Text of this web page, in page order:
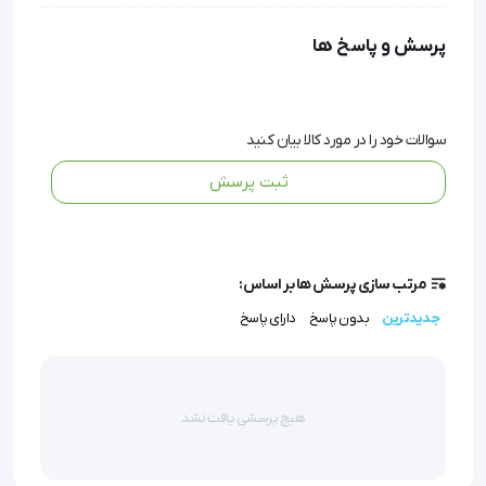
فشارسنج ديجيتال مچی BC30
ساخت شرکت beurer
ضربان قلب را فراهم می کند.
پرسش و پاسخ ها
سوالات خود را در مورد کالا بیان کنید
ثبت پرسش
مرتب سازی پرسش ها بر اساس:
جدیدترین بدون پاسخ دارای پاسخ
هیچ پرسشی یافت نشد